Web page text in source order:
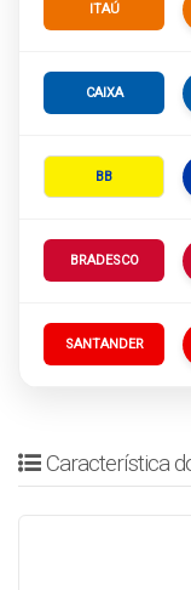
ITAÚ
CAIXA
BB
BRADESCO
SANTANDER
Característica